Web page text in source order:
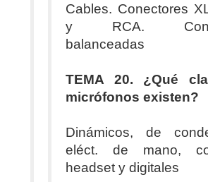
Cables. Conectores
y RCA.
balanceadas
TEMA 20. ¿Qué
micrófonos existen?
Dinámicos, de
eléct. de mano,
headset y digitales